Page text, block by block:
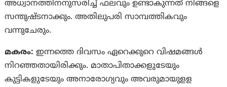
അധ്വാനത്തിനനുസരിച്ച് ഫലവും ഉണ്ടാകുന്നത് നിങ്ങളെ
സന്തുഷ്‌ടനാക്കും. അതിലുപരി സാമ്പത്തികവും
വന്നുചേരും.
മകരം: ഇന്നത്തെ ദിവസം ഏറെക്കുറെ വിഷമങ്ങള്‍
നിറഞ്ഞതായിരിക്കും. മാതാപിതാക്കളുടേയും
കുട്ടികളുടേയും അനാരോഗ്യവും അവരുമായുളള